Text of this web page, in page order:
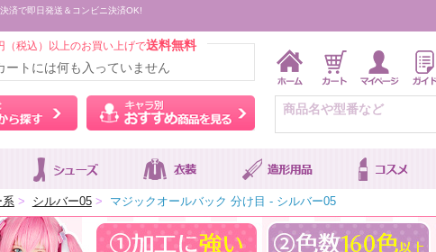
済で即日発送＆コンビニ決済OK!
（税込）以上のお買い上げで送料無料
ートには何も入っていません
ウィッグをカラーから探す キャラ別おすすめ商品を見る
系 > シルバー05 > マジックオールバック 分け目 - シルバー05